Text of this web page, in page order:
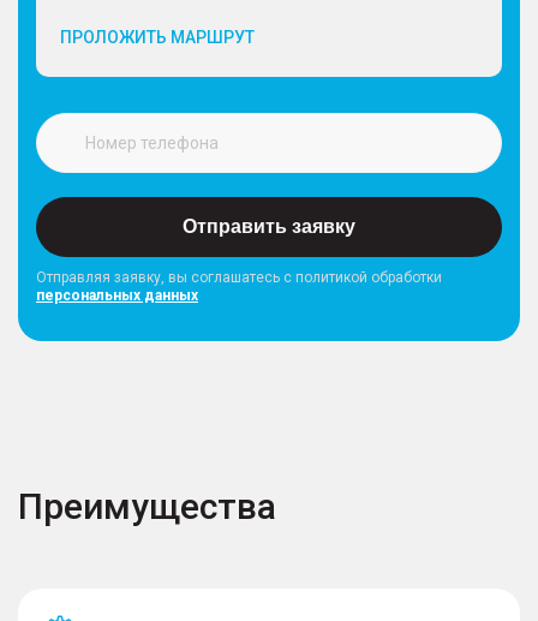
ПРОЛОЖИТЬ МАРШРУТ
Отправить заявку
Отправляя заявку, вы соглашатесь с политикой обработки
персональных данных
Преимущества